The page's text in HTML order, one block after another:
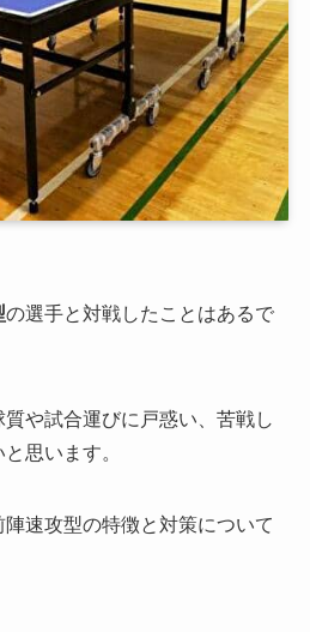
の選手と対戦したことはあるで
や試合運びに戸惑い、苦戦し
思います。
速攻型の特徴と対策について